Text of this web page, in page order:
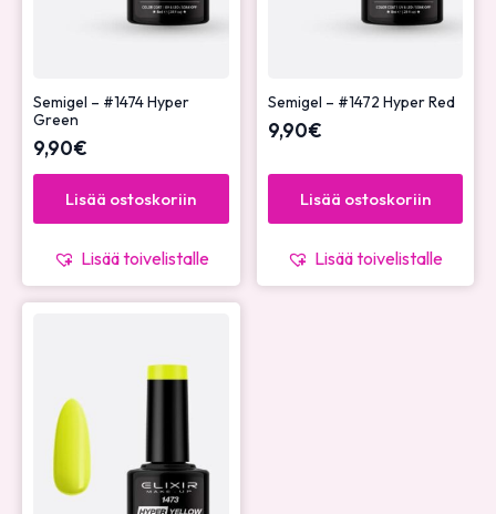
Semigel – #1474 Hyper
Green
9,90€
Lisää ostoskoriin
Lisää toivelistalle
Semigel – #1472 Hyper Red
9,90€
Lisää ostoskoriin
Lisää toivelistalle